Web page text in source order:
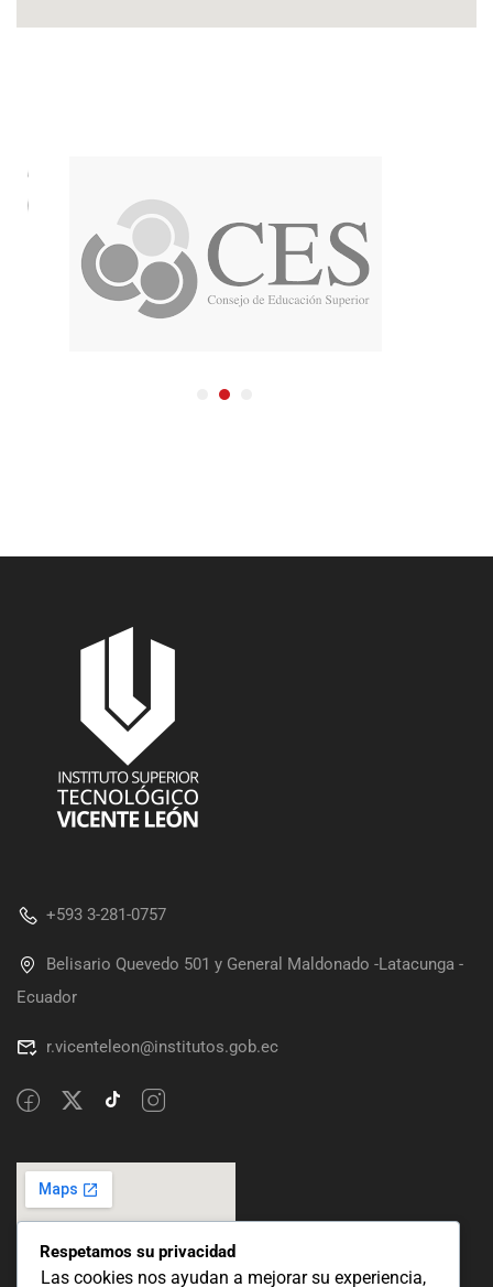
+593 3-281-0757
Belisario Quevedo 501 y General Maldonado -Latacunga -
Ecuador
r.vicenteleon@institutos.gob.ec
Respetamos su privacidad
Las cookies nos ayudan a mejorar su experiencia,